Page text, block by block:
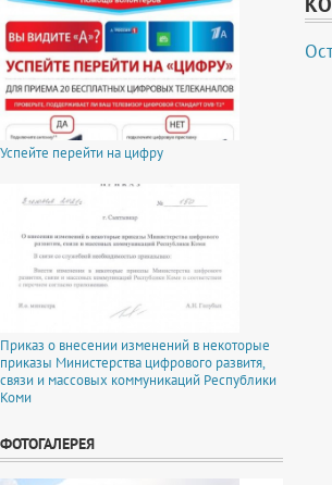
Успейте перейти на цифру
Приказ о внесении изменений в некоторые
приказы Министерства цифрового развитя,
связи и массовых коммуникаций Республики
Коми
ФОТОГАЛЕРЕЯ